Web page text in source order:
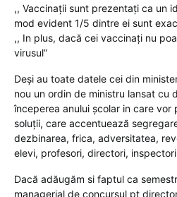
,, Vaccinații sunt prezentați ca un
mod evident 1/5 dintre ei sunt
,, In plus, dacă cei vaccinați nu
virusul”
Deși au toate datele cei din
nou un ordin de ministru lansat cu
începerea anului școlar in care
soluții, care accentuează
dezbinarea, frica, adversitatea,
elevi, profesori, directori,
Dacă adăugăm si faptul ca
managerial de concursul pt